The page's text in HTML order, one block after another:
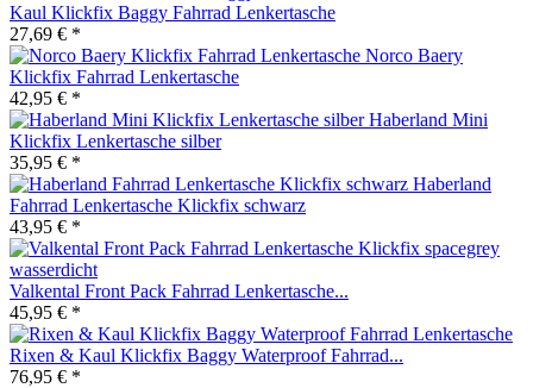
Kaul Klickfix Baggy Fahrrad Lenkertasche
27,69 € *
Norco Baery
Klickfix Fahrrad Lenkertasche
42,95 € *
Haberland Mini
Klickfix Lenkertasche silber
35,95 € *
Haberland
Fahrrad Lenkertasche Klickfix schwarz
43,95 € *
Valkental Front Pack Fahrrad Lenkertasche...
45,95 € *
Rixen & Kaul Klickfix Baggy Waterproof Fahrrad...
76,95 € *